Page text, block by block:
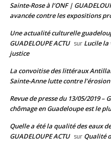
Sainte-Rose à l’ONF |
avancée contre les expositions
Une actualité culturelle
GUADELOUPE ACTU sur Lucile la
justice
La convoitise des littéraux
Sainte-Anne lutte contre
Revue de presse du 13/05/2019 –
chômage en Guadeloupe est le
Quelle a été la qualité des eaux
GUADELOUPE ACTU sur Qualité